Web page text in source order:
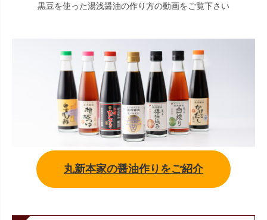
黒豆を使った湯浅醤油の作り方の動画をご覧下さい
丸新本家の醤油作りをご紹介